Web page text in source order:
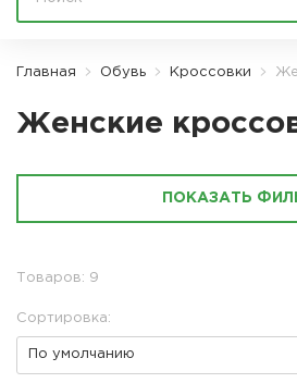
Главная Обувь Кроссовки
Женские
ПОКАЗАТЬ
Товаров: 9
Сортировка: